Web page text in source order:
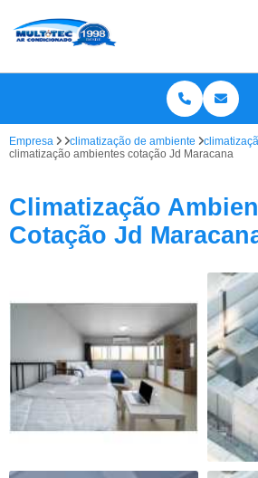
Empresa climatização de ambiente
climatização ambientes cotação Jd Maracana
Climatização
Cotação Jd